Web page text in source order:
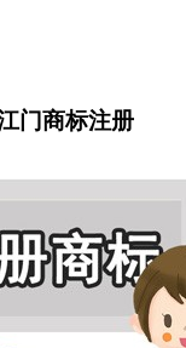
门商标注册